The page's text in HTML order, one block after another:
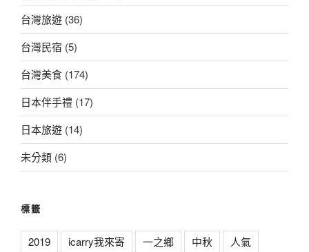
台灣旅遊 (36)
台灣民宿 (5)
台灣美食 (174)
日本伴手禮 (17)
日本旅遊 (14)
未分類 (6)
標籤
2019 icarry我來寄 一之鄉 中秋
人氣